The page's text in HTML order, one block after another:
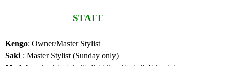
STAFF
Kengo: Owner/Master Stylist
Saki : Master Stylist (Sunday only)